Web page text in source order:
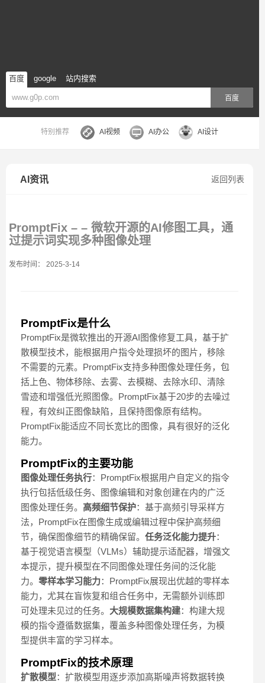
百度 google 站内搜索
百度
特别推荐 AI视频 AI办公 AI设计
返回列表
AI资讯
PromptFix – – 微软开源的AI修图工具，通
过提示词实现多种图像处理
发布时间： 2025-3-14
PromptFix是什么
PromptFix是微软推出的开源AI图像修复工具，基于扩
散模型技术，能根据用户指令处理损坏的图片，移除
不需要的元素。PromptFix支持多种图像处理任务，包
括上色、物体移除、去雾、去模糊、去除水印、清除
雪迹和增强低光照图像。PromptFix基于20步的去噪过
程，有效纠正图像缺陷，且保持图像原有结构。
PromptFix能适应不同长宽比的图像，具有很好的泛化
能力。
PromptFix的主要功能
图像处理任务执行：PromptFix根据用户自定义的指令
执行包括低级任务、图像编辑和对象创建在内的广泛
图像处理任务。 高频细节保护：基于高频引导采样方
法，PromptFix在图像生成或编辑过程中保护高频细
节，确保图像细节的精确保留。 任务泛化能力提升：
基于视觉语言模型（VLMs）辅助提示适配器，增强文
本提示，提升模型在不同图像处理任务间的泛化能
力。 零样本学习能力：PromptFix展现出优越的零样本
能力，尤其在盲恢复和组合任务中，无需额外训练即
可处理未见过的任务。 大规模数据集构建：构建大规
模的指令遵循数据集，覆盖多种图像处理任务，为模
型提供丰富的学习样本。
PromptFix的技术原理
扩散模型：扩散模型用逐步添加高斯噪声将数据转换